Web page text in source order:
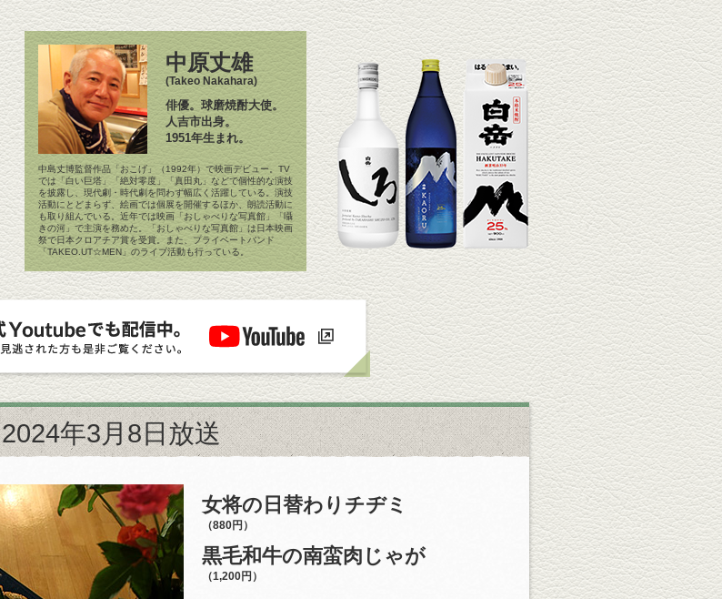
中原丈雄
(Takeo Nakahara)
俳優。球磨焼酎大使。
人吉市出身。
1951年生まれ。
中島丈博監督作品「おこげ」（1992年）で映画デビュー。TV
では「白い巨塔」「絶対零度」「真田丸」などで個性的な演技
を披露し、現代劇・時代劇を問わず幅広く活躍している。演技
活動にとどまらず、絵画では個展を開催するほか、朗読活動に
も取り組んでいる。近年では映画「おしゃべりな写真館」「囁
きの河」で主演を務めた。「おしゃべりな写真館」は日本映画
祭で日本クロアチア賞を受賞。また、プライベートバンド
「TAKEO.UT☆MEN」のライブ活動も行っている。
2024年3月8日放送
女将の日替わりチヂミ
（880円）
黒毛和牛の南蛮肉じゃが
（1,200円）